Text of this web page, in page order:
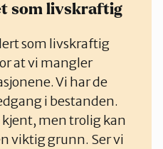
som livskraftig
som livskraftig
at vi mangler
Vi har de
i bestanden.
men trolig kan
viktig grunn. Ser vi